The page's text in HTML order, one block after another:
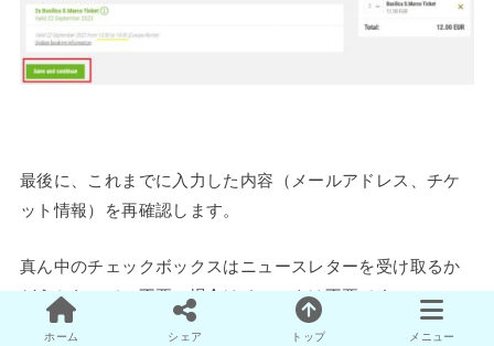
最後に、これまでに入力した内容（メールアドレス、チケ
ット情報）を再確認します。
真ん中のチェックボックスはニュースレターを受け取るか
どうかなので、不要の場合はチェックは不要です。
ホーム シェア トップ メニュー